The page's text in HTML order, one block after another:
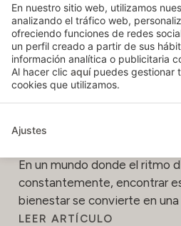
Relajación y bienestar:
En un mundo donde el ritmo
constantemente, encontrar
bienestar se convierte en
LEER ARTÍCULO
En nuestro sitio web, utilizamos
analizando el tráfico web,
ofreciendo funciones de redes
un perfil creado a partir de sus
información analítica o publicitaria
Al hacer clic aquípuedes gestionar
cookies que utilizamos.
Ajustes